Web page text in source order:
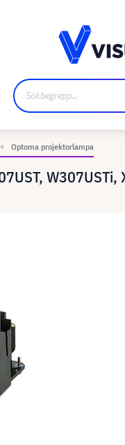
Optoma projektorlampa